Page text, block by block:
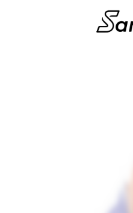
COMO COMPRAR